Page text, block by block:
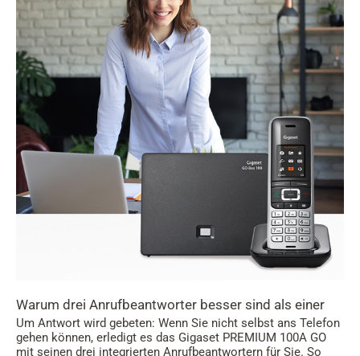
Warum drei Anrufbeantworter besser sind als einer
Um Antwort wird gebeten: Wenn Sie nicht selbst ans Telefon
gehen können, erledigt es das Gigaset PREMIUM 100A GO
mit seinen drei integrierten Anrufbeantwortern für Sie. So